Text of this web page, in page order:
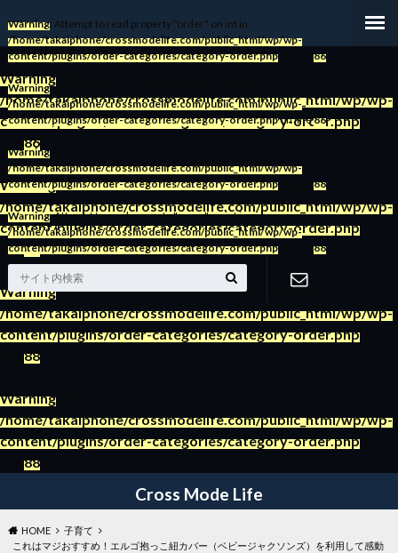
Warning
/home/takaiphone/crossmodelife.com/public_html/wp/wp-
content/plugins/order-categories/category-order.php
86
Warning: Attempt to read property "order" on int in
/home/takaiphone/crossmodelife.com/public_html/wp/wp-
content/plugins/order-categories/category-order.php
line86
Warning: Attempt to read property "name" on int in
/home/takaiphone/crossmodelife.com/public_html/wp/wp-
content/plugins/order-categories/category-order.php
88
Warning
/home/takaiphone/crossmodelife.com/public_html/wp/wp-
content/plugins/order-categories/category-order.php
88
～日々の暮らしの役立つ情報ブログ～
Cross Mode Life
Warning: Attempt to read property "order" on int in
/home/takaiphone/crossmodelife.com/public_html/wp/wp-
content/plugins/order-categories/category-order.phpon line 86
Warning: Attempt to read property "order" on int in
/home/takaiphone/crossmodelife.com/public_html/wp/wp-
content/plugins/order-categories/category-order.phpon line86
Warning: Attempt to read property "name" on int in
/home/takaiphone/crossmodelife.com/public_html/wp/wp-
content/plugins/order-categories/category-order.phpon line 88
Warning: Attempt to read property "name" on int in
/home/takaiphone/crossmodelife.com/public_html/wp/wp-
content/plugins/order-categories/category-order.phpon line 88
お問い合わ
HOME
子育て
これはマジおすすめ！エルゴ抱っこ紐カバー（ベビージャクソンズ）を利用して感動